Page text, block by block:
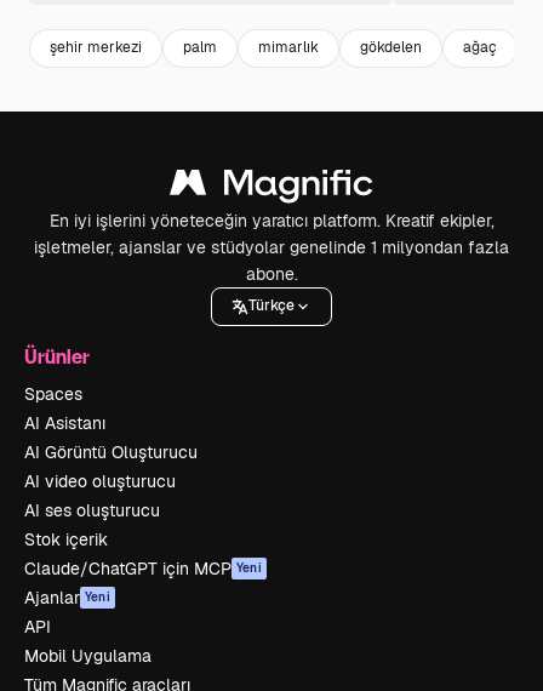
şehir merkezi palm mimarlık gökdelen ağaç
En iyi işlerini yöneteceğin yaratıcı platform. Kreatif ekipler,
işletmeler, ajanslar ve stüdyolar genelinde 1 milyondan fazla
abone.
Türkçe
Ürünler
Spaces
AI Asistanı
AI Görüntü Oluşturucu
AI video oluşturucu
AI ses oluşturucu
Stok içerik
Claude/ChatGPT için MCP Yeni
Ajanlar Yeni
API
Mobil Uygulama
Tüm Magnific araçları